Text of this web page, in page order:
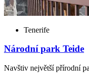
Tenerife
Národní park Teide
Navštiv největší přírodní